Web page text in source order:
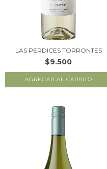
LAS PERDICES TORRONTES
$9.500